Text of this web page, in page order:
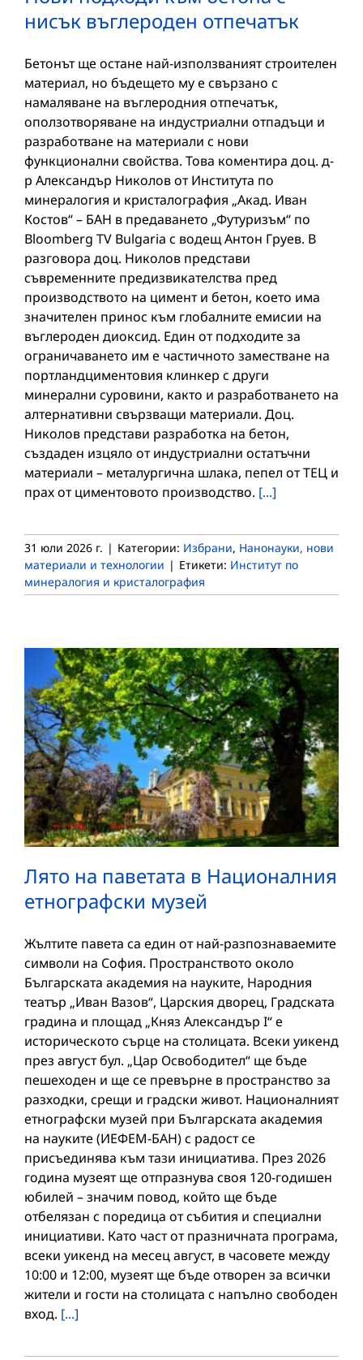
нисък въглероден отпечатък
Бетонът ще остане най-използваният строителен
материал, но бъдещето му е свързано с
намаляване на въглеродния отпечатък,
оползотворяване на индустриални отпадъци и
разработване на материали с нови
функционални свойства. Това коментира доц. д-
р Александър Николов от Института по
минералогия и кристалография „Акад. Иван
Костов“ – БАН в предаването „Футуризъм“ по
Bloomberg TV Bulgaria с водещ Антон Груев. В
разговора доц. Николов представи
съвременните предизвикателства пред
производството на цимент и бетон, което има
значителен принос към глобалните емисии на
въглероден диоксид. Един от подходите за
ограничаването им е частичното заместване на
портландциментовия клинкер с други
минерални суровини, както и разработването на
алтернативни свързващи материали. Доц.
Николов представи разработка на бетон,
създаден изцяло от индустриални остатъчни
материали – металургична шлака, пепел от ТЕЦ и
прах от циментовото производство. [...]
31 юли 2026 г. | Категории: Избрани, Нанонауки, нови
материали и технологии | Етикети: Институт по
минералогия и кристалография
Лято на паветата в Националния
етнографски музей
Жълтите павета са един от най-разпознаваемите
символи на София. Пространството около
Българската академия на науките, Народния
театър „Иван Вазов“, Царския дворец, Градската
градина и площад „Княз Александър I“ е
историческото сърце на столицата. Всеки уикенд
през август бул. „Цар Освободител“ ще бъде
пешеходен и ще се превърне в пространство за
разходки, срещи и градски живот. Националният
етнографски музей при Българската академия
на науките (ИЕФЕМ-БАН) с радост се
присъединява към тази инициатива. През 2026
година музеят ще отпразнува своя 120-годишен
юбилей – значим повод, който ще бъде
отбелязан с поредица от събития и специални
инициативи. Като част от празничната програма,
всеки уикенд на месец август, в часовете между
10:00 и 12:00, музеят ще бъде отворен за всички
жители и гости на столицата с напълно свободен
вход. [...]